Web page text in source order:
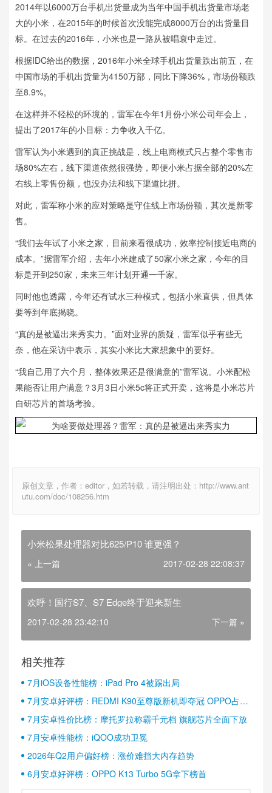
2014年以6000万台手机出货量成为当年中国手机出货量市场老
大的小米，在2015年的时候首次没能完成8000万台的出货量目
标。在过去的2016年，小米也是一路从被唱衰中走过。
根据IDC给出的数据，2016年小米全球手机出货量跌出前五，在
中国市场的手机出货量为4150万部，同比下降36%，市场份额跌
至8.9%。
在这样并不轻松的环境的，雷军在今年1月份小米公司年会上，
提出了2017年的小目标：力争收入千亿。
雷军认为小米遇到的真正挑战是，线上电商模式只占整个零售市
场80%左右，线下渠道依然很强势，即便小米占据全部的20%左
右线上零售份额，也没办法和线下渠道比拼。
对此，雷军称小米的应对策略是守住线上市场份额，其次是新零
售。
“我们去年试了小米之家，目前来看很成功，效率控制接近电商的
成本。”据雷军介绍，去年小米建成了50家小米之家，今年的目
标是开到250家，未来三年计划开通一千家。
同时他也透露，今年还有试水三种模式，包括小米直供，但具体
要等到年底揭晓。
“真的是被逼出来秀实力。”面对业界的质疑，雷军似乎有些无
奈，他在采访中表示，其实小米比大家想象中的要好。
“我自己用了六个月，整体效果还是很满意的”雷军说。小米配松
果能否让用户满意？3月3日小米5c将正式开卖，这将是小米芯片
自研芯片的首场考验。
原创文章，作者：editor，如若转载，请注明出处：http://www.ant
utu.com/doc/108256.htm
小米松果处理器对比625/P10 谁更强？
« 上一篇 2017-02-28 22:08:37
欢呼！国行S7、S7 Edge终于迎来新生
2017-02-28 23:42:10 下一篇 »
相关推荐
7月iOS设备性能榜：iPad Pro 4被踢出局
7月安卓好评榜：REDMI K90至尊版新机即夺冠 OPPO占据
半壁江山
7月安卓性价比榜：摩托罗拉称霸千元档 旗舰芯片全面下放
7月安卓性能榜：iQOO成功卫冕
2026年Q2用户偏好榜：涨价难挡大内存趋势
6月安卓好评榜：OPPO K13 Turbo 5G拿下榜首